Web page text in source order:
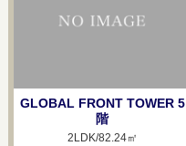
GLOBAL FRONT TOWER 5
階
2LDK/82.24㎡